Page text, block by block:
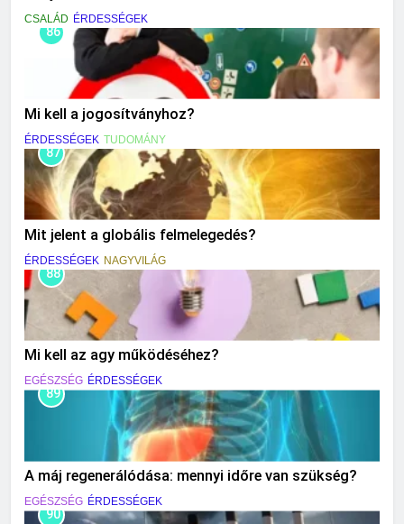
CSALÁD ÉRDESSÉGEK
86
Mi kell a jogosítványhoz?
ÉRDESSÉGEK TUDOMÁNY
87
Mit jelent a globális felmelegedés?
ÉRDESSÉGEK NAGYVILÁG
88
Mi kell az agy működéséhez?
EGÉSZSÉG ÉRDESSÉGEK
89
A máj regenerálódása: mennyi időre van szükség?
EGÉSZSÉG ÉRDESSÉGEK
90